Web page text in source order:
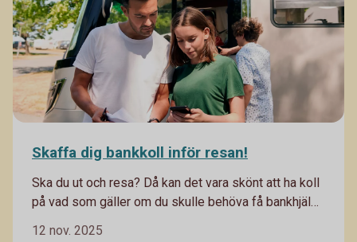
Skaffa dig bankkoll inför resan!
Ska du ut och resa? Då kan det vara skönt att ha koll
på vad som gäller om du skulle behöva få bankhjälp
12 nov. 2025